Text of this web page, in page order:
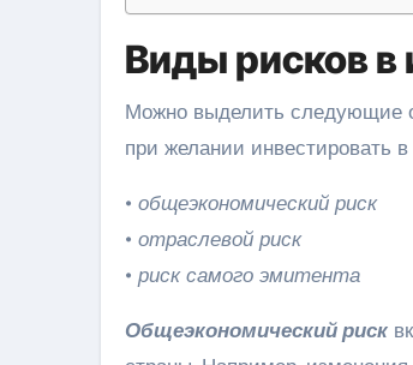
Виды рисков в
Можно выделить следующие
при желании инвестировать
• общеэкономический риск
• отраслевой риск
• риск самого эмитента
Общеэкономический риск